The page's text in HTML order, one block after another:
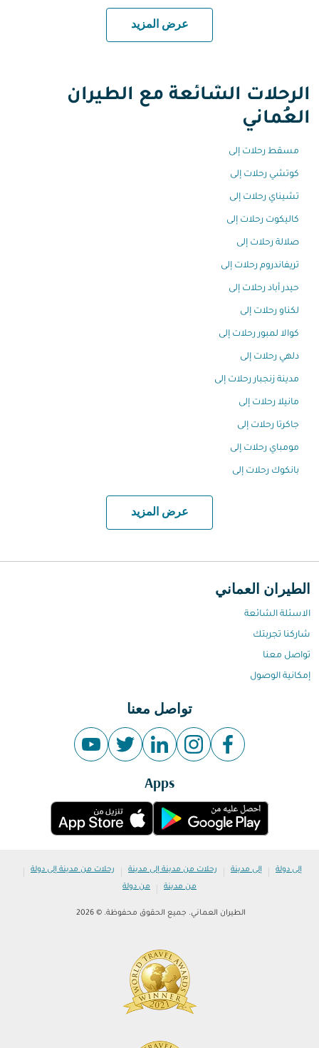
عرض المزيد
الرحلات الشائعة مع الطيران
العُماني
مسقط رحلات إلى
كوتشي رحلات إلى
تشيناي رحلات إلى
كاليكوت رحلات إلى
صلالة رحلات إلى
تريفاندروم رحلات إلى
حيدر أباد رحلات إلى
لكناو رحلات إلى
كوالا لمبور رحلات إلى
دلهي رحلات إلى
مدينة زنجبار رحلات إلى
مانيلا رحلات إلى
جاكرتا رحلات إلى
مومباي رحلات إلى
بانكوك رحلات إلى
عرض المزيد
الطيران العماني
الاسئلة الشائعة
شاركنا تجربتك
تواصل معنا
إمكانية الوصول
تواصل معنا
Apps
إلى دولة | إلى مدينة | رحلات من مدينة إلى مدينة | رحلات من مدينة إلى دولة |
من مدينة | من دولة
الطيران العماني. جميع الحقوق محفوظة. © 2026